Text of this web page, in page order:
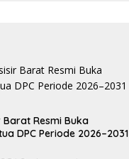
Barat Resmi Buka
DPC Periode 2026–2031